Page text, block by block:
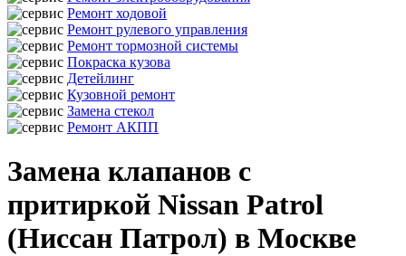
Ремонт ходовой
Ремонт рулевого управления
Ремонт тормозной системы
Покраска кузова
Детейлинг
Кузовной ремонт
Замена стекол
Ремонт АКПП
Замена клапанов с
притиркой Nissan Patrol
(Ниссан Патрол) в Москве